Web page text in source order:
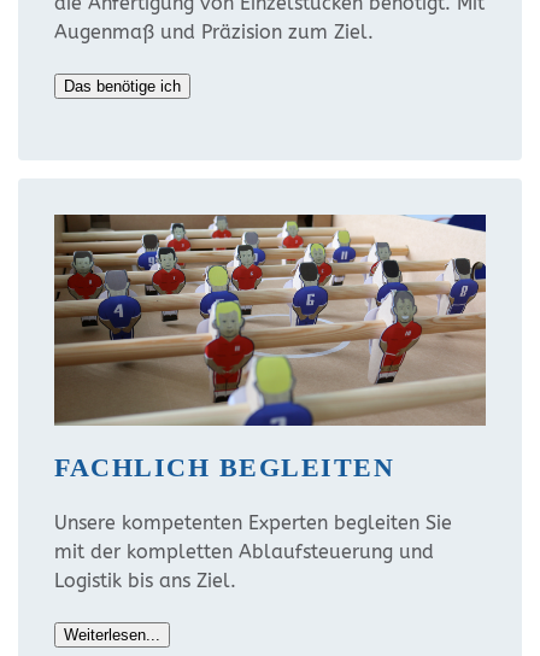
Augenmaß und Präzision zum Ziel.
Das benötige ich
FACHLICH BEGLEITEN
Unsere kompetenten Experten begleiten Sie
mit der kompletten Ablaufsteuerung und
Logistik bis ans Ziel.
Weiterlesen...